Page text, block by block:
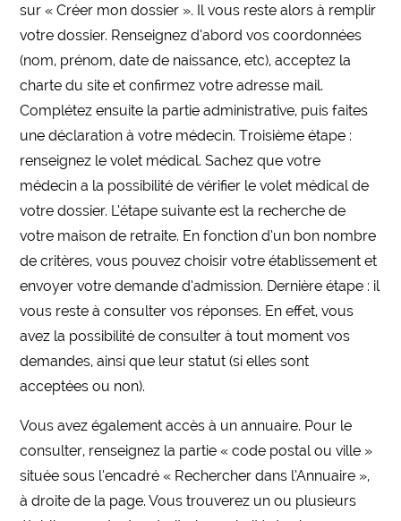
sur « Créer mon dossier ». Il vous reste alors à remplir
votre dossier. Renseignez d’abord vos coordonnées
(nom, prénom, date de naissance, etc), acceptez la
charte du site et confirmez votre adresse mail.
Complétez ensuite la partie administrative, puis faites
une déclaration à votre médecin. Troisième étape :
renseignez le volet médical. Sachez que votre
médecin a la possibilité de vérifier le volet médical de
votre dossier. L’étape suivante est la recherche de
votre maison de retraite. En fonction d’un bon nombre
de critères, vous pouvez choisir votre établissement et
envoyer votre demande d’admission. Dernière étape : il
vous reste à consulter vos réponses. En effet, vous
avez la possibilité de consulter à tout moment vos
demandes, ainsi que leur statut (si elles sont
acceptées ou non).
Vous avez également accès à un annuaire. Pour le
consulter, renseignez la partie « code postal ou ville »
située sous l’encadré « Rechercher dans l’Annuaire »,
à droite de la page. Vous trouverez un ou plusieurs